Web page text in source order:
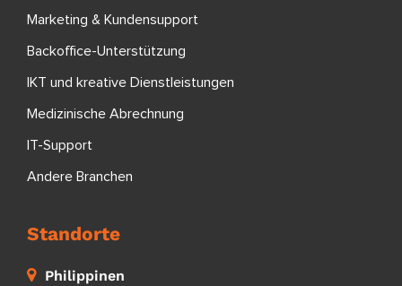
Marketing & Kundensupport
Backoffice-Unterstützung
IKT und kreative Dienstleistungen
Medizinische Abrechnung
IT-Support
Andere Branchen
Standorte
Philippinen